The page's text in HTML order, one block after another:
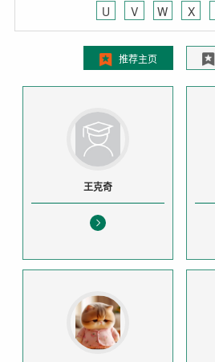
U
V W X
推荐主页
王克奇